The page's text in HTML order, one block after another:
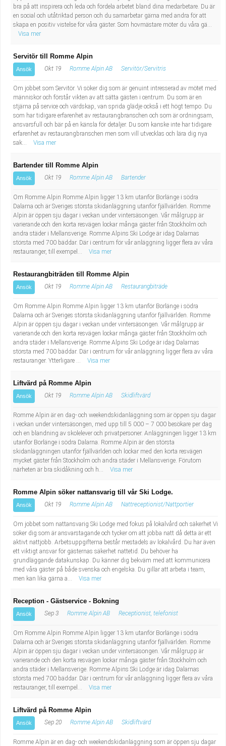
bra på att inspirera och leda och fördela arbetet bland dina medarbetare. Du är
en social och utåtriktad person och du samarbetar gärna med andra för att
skapa en positiv vistelse för våra gäster. Som hovmästare möter du våra gä...
Visa mer
Servitör till Romme Alpin
Ansök Okt 19 Romme Alpin AB Servitör/Servitris
Om jobbet som Servitör. Vi söker dig som är genuint intresserad av mötet med
människor och förstår vikten av att sätta gästen i centrum. Du som är en
stjärna på service och värdskap, van sprida glädje också i ett högt tempo. Du
som har tidigare erfarenhet av restaurangbranschen och som är ordningsam,
ansvarsfull och bär på en känsla för detaljer. Du som kanske inte har tidigare
erfarenhet av restaurangbranschen men som vill utvecklas och lära dig nya
sak...
Visa mer
Bartender till Romme Alpin
Ansök Okt 19 Romme Alpin AB Bartender
Om Romme Alpin Romme Alpin ligger 13 km utanför Borlänge i södra
Dalarna och är Sveriges största skidanläggning utanför fjällvärlden. Romme
Alpin är öppen sju dagar i veckan under vintersäsongen. Vår målgrupp är
varierande och den korta resvägen lockar många gäster från Stockholm och
andra städer i Mellansverige. Romme Alpins Ski Lodge är idag Dalarnas
största med 700 bäddar. Där i centrum för vår anläggning ligger flera av våra
restauranger, till exempel...
Visa mer
Restaurangbiträden till Romme Alpin
Ansök Okt 19 Romme Alpin AB Restaurangbiträde
Om Romme Alpin Romme Alpin ligger 13 km utanför Borlänge i södra
Dalarna och är Sveriges största skidanläggning utanför fjällvärlden. Romme
Alpin är öppen sju dagar i veckan under vintersäsongen. Vår målgrupp är
varierande och den korta resvägen lockar många gäster från Stockholm och
andra städer i Mellansverige. Romme Alpins Ski Lodge är idag Dalarnas
största med 700 bäddar. Där i centrum för vår anläggning ligger flera av våra
restauranger. Ytterligare ...
Visa mer
Liftvärd på Romme Alpin
Ansök Okt 19 Romme Alpin AB Skidliftvärd
Romme Alpin är en dag- och weekendskidanläggning som är öppen sju dagar
i veckan under vintersäsongen, med upp till 5 000 – 7 000 besökare per dag
och en blandning av skolelever och privatpersoner. Anläggningen ligger 13 km
utanför Borlänge i södra Dalarna. Romme Alpin är den största
skidanläggningen utanför fjällvärlden och lockar med den korta resvägen
mycket gäster från Stockholm och andra städer i Mellansverige. Förutom
närheten är bra skidåkning och h...
Visa mer
Romme Alpin söker nattansvarig till vår Ski Lodge.
Ansök Okt 19 Romme Alpin AB Nattreceptionist/Nattportier
Om jobbet som nattansvarig Ski Lodge med fokus på lokalvård och säkerhet Vi
söker dig som är ansvarstagande och tycker om att jobba natt då detta är ett
aktivt nattjobb. Arbetsuppgifterna består mestadels av lokalvård. Du har även
ett viktigt ansvar för gästernas säkerhet nattetid. Du behöver ha
grundläggande datakunskap. Du känner dig bekväm med att kommunicera
med våra gäster på både svenska och engelska. Du gillar att arbeta i team,
men kan lika gärna a...
Visa mer
Reception - Gästservice - Bokning
Ansök Sep 3 Romme Alpin AB Receptionist, telefonist
Om Romme Alpin Romme Alpin ligger 13 km utanför Borlänge i södra
Dalarna och är Sveriges största skidanläggning utanför fjällvärlden. Romme
Alpin är öppen sju dagar i veckan under vintersäsongen. Vår målgrupp är
varierande och den korta resvägen lockar många gäster från Stockholm och
andra städer i Mellansverige. Romme Alpins Ski Lodge är idag Dalarnas
största med 700 bäddar. Där i centrum för vår anläggning ligger flera av våra
restauranger, till exempel...
Visa mer
Liftvärd på Romme Alpin
Ansök Sep 20 Romme Alpin AB Skidliftvärd
Romme Alpin är en dag- och weekendskidanläggning som är öppen sju dagar